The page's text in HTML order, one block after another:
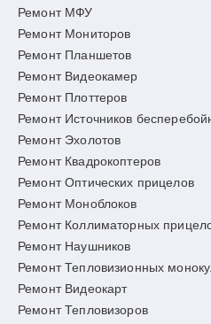
Ремонт МФУ
Ремонт Мониторов
Ремонт Планшетов
Ремонт Видеокамер
Ремонт Плоттеров
Ремонт Источников
Ремонт Эхолотов
Ремонт Квадрокоптеров
Ремонт Оптических прицелов
Ремонт Моноблоков
Ремонт Коллиматорных
Ремонт Наушников
Ремонт Тепловизионных
Ремонт Видеокарт
Ремонт Тепловизоров